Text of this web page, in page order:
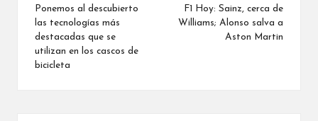
de
entradas
Ponemos al descubierto
las tecnologías más
destacadas que se
utilizan en los cascos de
bicicleta
F1 Hoy: Sainz, cerca de
Williams; Alonso salva a
Aston Martin